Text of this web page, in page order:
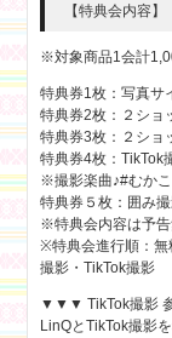
【特典会内容】
※対象商品1会計
特典券1枚：写真サ
特典券2枚：２シ
特典券3枚：２ショ
特典券4枚：TikTok
※撮影楽曲♪#むかこ
特典券５枚：囲み
※特典会内容は予告
※特典会進行順：
撮影・TikTok撮影
▼▼▼ TikTok撮影
LinQとTikTok撮影